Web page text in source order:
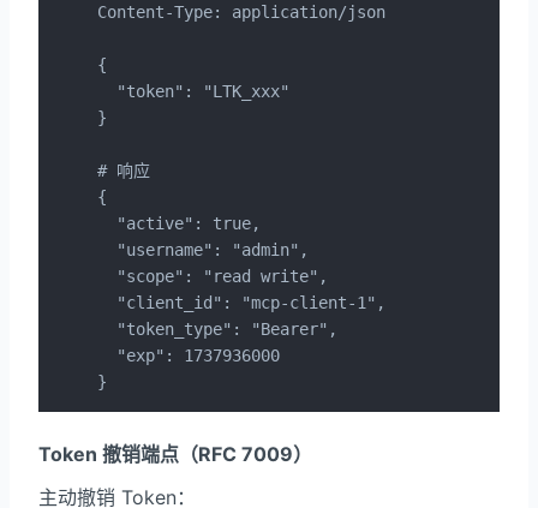
Content-Type: application/json
{
  "token": "LTK_xxx"
}
# 响应
{
  "active": true,
  "username": "admin",
  "scope": "read write",
  "client_id": "mcp-client-1",
  "token_type": "Bearer",
  "exp": 1737936000
}
Token 撤销端点（RFC 7009）
主动撤销 Token：